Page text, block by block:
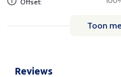
Offset:
Toon
Reviews